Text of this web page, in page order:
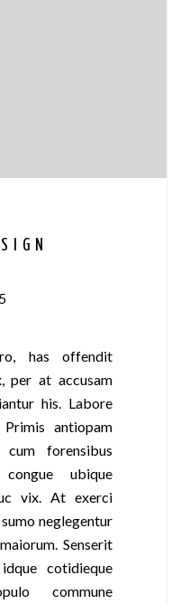
has offendit
per at accusam
his. Labore
antiopam
forensibus
ubique
vix. At exerci
neglegentur
Senserit
cotidieque
commune